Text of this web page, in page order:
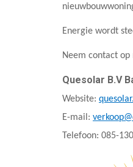
Energie wordt
Neem contact
Quesolar B.V
Website:
E-mail:
Telefoon: 085-